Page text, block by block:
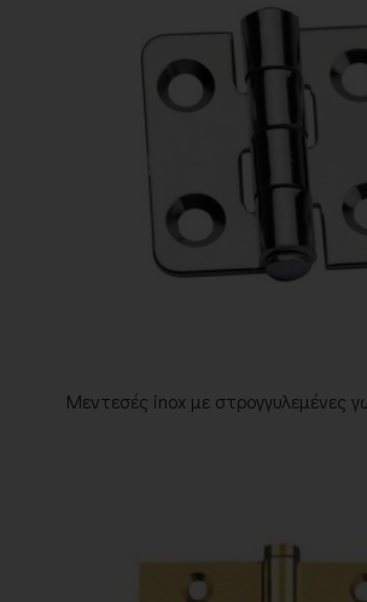
Μεντεσές inox με στρογγυλεμένες